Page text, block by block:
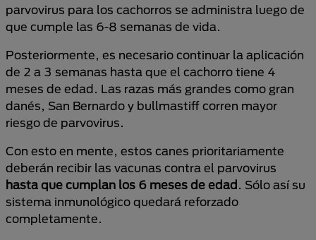
parvovirus para los cachorros se administra luego de
que cumple las 6-8 semanas de vida.
Posteriormente, es necesario continuar la aplicación
de 2 a 3 semanas hasta que el cachorro tiene 4
meses de edad. Las razas más grandes como gran
danés, San Bernardo y bullmastiff corren mayor
riesgo de parvovirus.
Con esto en mente, estos canes prioritariamente
deberán recibir las vacunas contra el parvovirus
hasta que cumplan los 6 meses de edad. Sólo así su
sistema inmunológico quedará reforzado
completamente.